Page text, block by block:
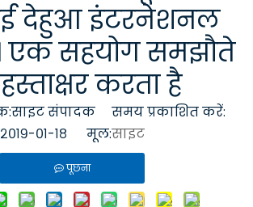
देहुआ इंटरनेशनल
एक सहयोग समझौते
करता है
संपादक समय प्रकाशित करें:
२०१९-०१-१८ मूल:साइट
पूछना